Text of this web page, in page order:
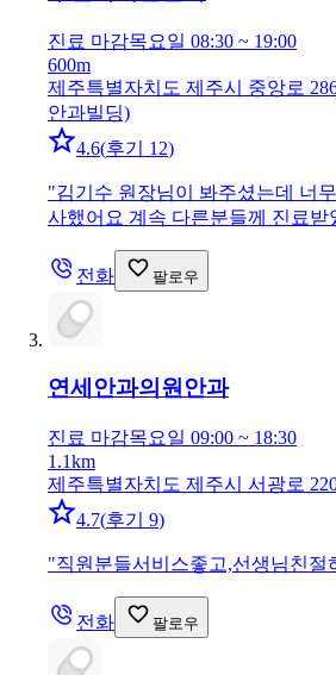
진료 마감목요일 08:30 ~ 19:00
600m
제주특별자치도 제주시 중앙로
안과빌딩)
4.6(후기 12)
"김기수 원장님이 봐주셨는데 너
사했어요 계속 다른분들께 진료받
전화 팔로우
연세안과의원안과
진료 마감목요일 09:00 ~ 18:30
1.1km
제주특별자치도 제주시 서광로
4.7(후기 9)
"직원분들서비스좋고,선생님친절
전화 팔로우